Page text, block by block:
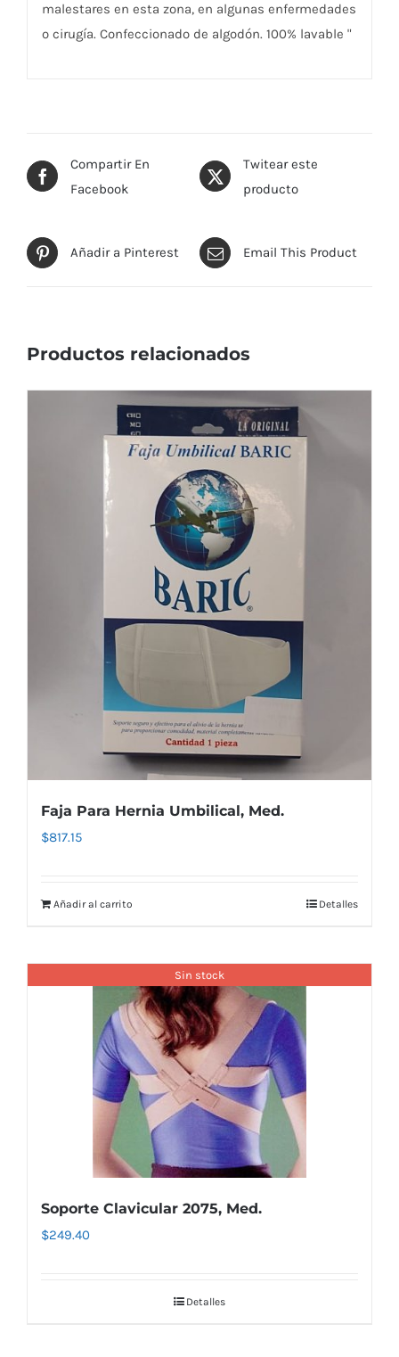
malestares en esta zona, en algunas enfermedades
o cirugía. Confeccionado de algodón. 100% lavable "
Compartir En
Facebook
Twitear este
producto
Añadir a Pinterest Email This Product
Productos relacionados
Faja Para Hernia Umbilical, Med.
$817.15
Añadir al carrito Detalles
Sin stock
Soporte Clavicular 2075, Med.
$249.40
Detalles